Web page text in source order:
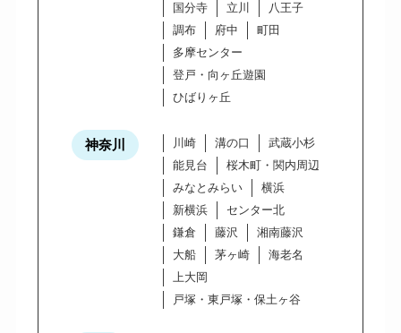
国分寺
立川
八王子
調布
府中
町田
多摩センター
登戸・向ヶ丘遊園
ひばりヶ丘
神奈川 川崎 溝の口
武蔵小杉
能見台
桜木町・関内周辺
みなとみらい
横浜
新横浜
センター北
鎌倉
藤沢
湘南藤沢
大船
茅ヶ崎
海老名
上大岡
戸塚・東戸塚・保土ヶ谷